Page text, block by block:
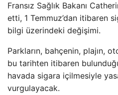
Fransız Sağlık Bakanı
etti, 1 Temmuz’dan itibaren
bilgi üzerindeki değişimi.
Parkların, bahçenin, plajın,
bu tarihten itibaren
havada sigara içilmesiyle
vurgulayacak.